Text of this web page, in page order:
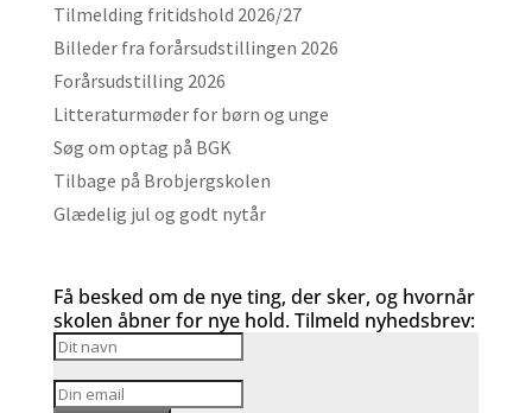
Tilmelding fritidshold 2026/27
Billeder fra forårsudstillingen 2026
Forårsudstilling 2026
Litteraturmøder for børn og unge
Søg om optag på BGK
Tilbage på Brobjergskolen
Glædelig jul og godt nytår
Få besked om de nye ting, der sker, og hvornår
skolen åbner for nye hold. Tilmeld nyhedsbrev: